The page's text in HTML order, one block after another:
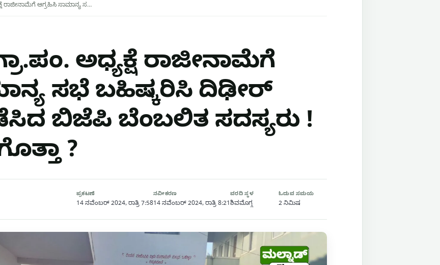
ರಾಜೀನಾಮೆಗೆ ಆಗ್ರಹಿಸಿ ಸಾಮಾನ್ಯ ಸ…
ಅಧ್ಯಕ್ಷೆ ರಾಜೀನಾಮೆಗೆ
ಸಭೆ ಬಹಿಷ್ಕರಿಸಿ ದಿಢೀರ್
ಬಿಜೆಪಿ ಬೆಂಬಲಿತ ಸದಸ್ಯರು !
?
ಪ್ರಕಟಣೆ
14 ನವೆಂಬರ್ 2024, ರಾತ್ರಿ 7:58
ನವೀಕರಣ
14 ನವೆಂಬರ್ 2024, ರಾತ್ರಿ 8:21
ವರದಿ ಸ್ಥಳ
ಶಿವಮೊಗ್ಗ
ಓದುವ ಸಮಯ
2 ನಿಮಿಷ